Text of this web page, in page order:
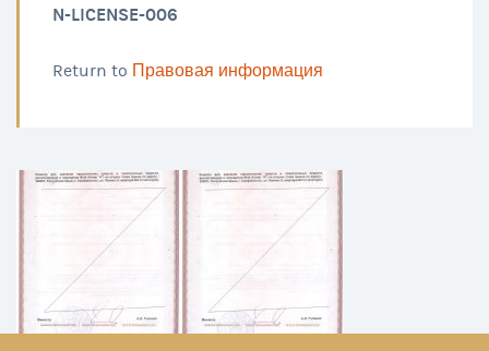
N-LICENSE-006
Return to Правовая информация